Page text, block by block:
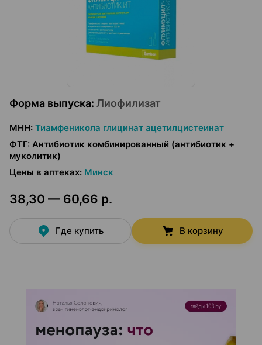
Форма выпуска: Лиофилизат
МНН: Тиамфеникола глицинат ацетилцистеинат
ФТГ: Антибиотик комбинированный (антибиотик +
муколитик)
Цены в аптеках: Минск
38,30 — 60,66 р.
Где купить В корзину